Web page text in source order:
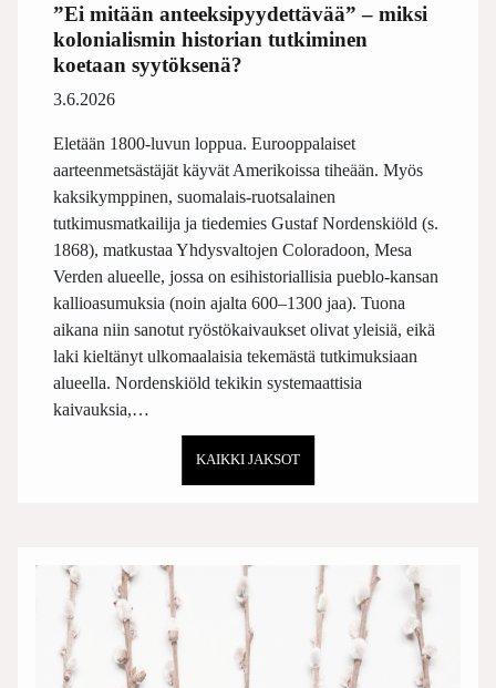
”Ei mitään anteeksipyydettävää” – miksi
kolonialismin historian tutkiminen
koetaan syytöksenä?
3.6.2026
Eletään 1800-luvun loppua. Eurooppalaiset
aarteenmetsästäjät käyvät Amerikoissa tiheään. Myös
kaksikymppinen, suomalais-ruotsalainen
tutkimusmatkailija ja tiedemies Gustaf Nordenskiöld (s.
1868), matkustaa Yhdysvaltojen Coloradoon, Mesa
Verden alueelle, jossa on esihistoriallisia pueblo-kansan
kallioasumuksia (noin ajalta 600–1300 jaa). Tuona
aikana niin sanotut ryöstökaivaukset olivat yleisiä, eikä
laki kieltänyt ulkomaalaisia tekemästä tutkimuksiaan
alueella. Nordenskiöld tekikin systemaattisia
kaivauksia,…
KAIKKI JAKSOT